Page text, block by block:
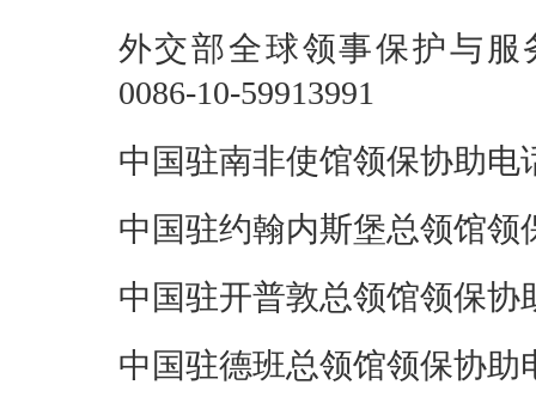
外交部全球领事保护与服
0086-10-59913991
中国驻南非使馆领保协助电
中国驻约翰内斯堡总领馆领
中国驻开普敦总领馆领保协
中国驻德班总领馆领保协助